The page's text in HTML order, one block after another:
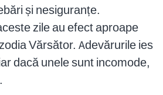
și nesiguranțe.
zile au efect aproape
Vărsător. Adevărurile ies
dacă unele sunt incomode,